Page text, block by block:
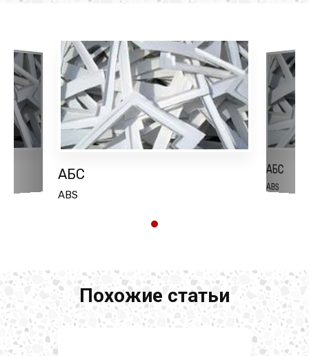
АБС
ABS
АБС
ABS
Похожие статьи